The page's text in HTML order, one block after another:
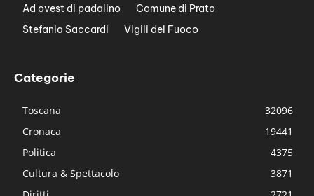
Ad ovest di padalino
Comune di Prato
Stefania Saccardi
Vigili del Fuoco
Categorie
Toscana
32096
Cronaca
19441
Politica
4375
Cultura & Spettacolo
3871